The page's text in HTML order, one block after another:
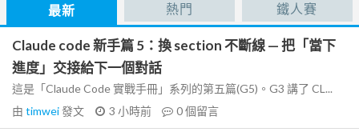
最新 熱門 鐵人賽
Claude code 新手篇 5：換 section 不斷線 — 把「當下
進度」交接給下一個對話
這是「Claude Code 實戰手冊」系列的第五篇(G5)。G3 講了 CL...
由 timwei發文 3 小時前 0個留言